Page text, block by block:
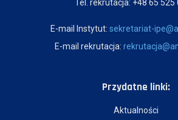
Tel. rekrutacja: +48 65 525
E-mail Instytut: sekretariat-
E-mail rekrutacja:
Przydatne linki:
Aktualności